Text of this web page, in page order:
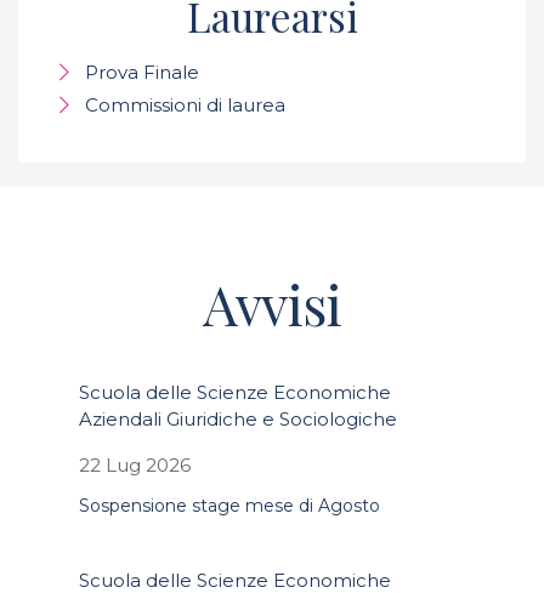
Laurearsi
Prova Finale
Commissioni di laurea
Avvisi
Scuola delle Scienze Economiche
Aziendali Giuridiche e Sociologiche
22 Lug 2026
Sospensione stage mese di Agosto
Scuola delle Scienze Economiche